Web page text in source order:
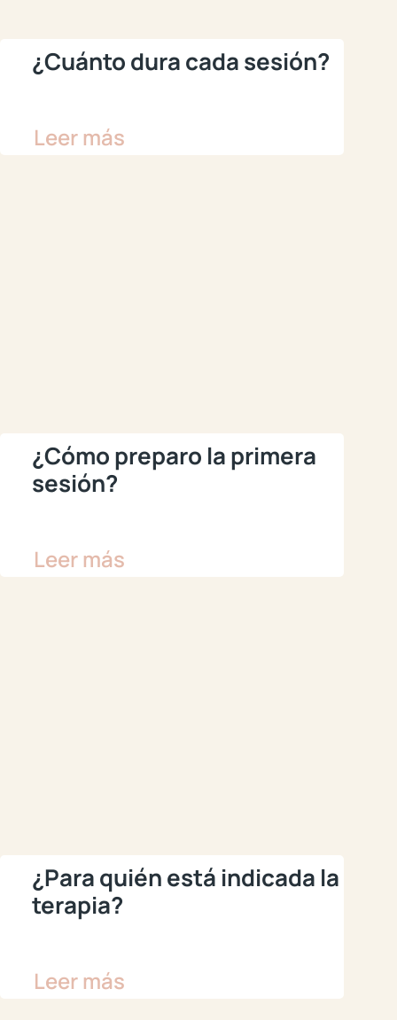
¿Cuánto dura cada sesión?
Leer más
¿Cómo preparo la primera
sesión?
Leer más
¿Para quién está indicada la
terapia?
Leer más